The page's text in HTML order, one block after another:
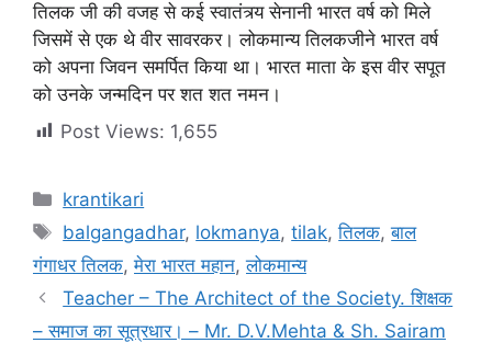
तिलक जी की वजह से कई स्वातंत्र्य सेनानी भारत वर्ष को मिले
जिसमें से एक थे वीर सावरकर। लोकमान्य तिलकजीने भारत वर्ष
को अपना जिवन समर्पित किया था। भारत माता के इस वीर सपूत
को उनके जन्मदिन पर शत शत नमन।
Post Views: 1,655
Categories
krantikari
Tags
balgangadhar, lokmanya,tilak,तिलक,बाल
गंगाधर तिलक,मेरा भारत महान,लोकमान्य
Teacher – The Architect of the Society. शिक्षक
– समाज का सूत्रधार। – Mr. D.V.Mehta & Sh. Sairam